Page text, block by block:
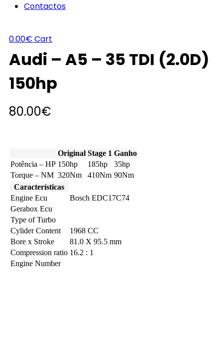
Contactos
0.00€ Cart
Audi – A5 – 35 TDI (2.0D)
150hp
80.00€
Original Stage 1 Ganho
Potência – HP 150hp 185hp
35hp
Torque – NM 320Nm 410Nm 90Nm
Características
Engine Ecu
Bosch EDC17C74
Gerabox Ecu
Type of Turbo
Cylider Content
1968 CC
Bore x Stroke
81.0 X 95.5 mm
Compression ratio 16.2 : 1
Engine Number